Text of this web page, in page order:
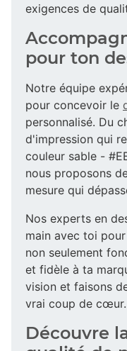
exigences de
pour ton
Notre équipe
pour concevoir le
personnalisé. Du
d'impression qui
couleur sable -
nous proposons
mesure qui
Nos experts en
main avec toi
non seulement
et fidèle à ta
vision et faisons
vrai coup de cœur.
Découvre